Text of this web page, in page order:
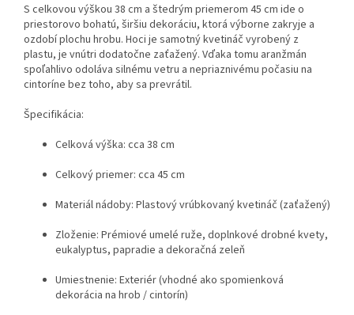
S celkovou výškou 38 cm a štedrým priemerom 45 cm ide o
priestorovo bohatú, širšiu dekoráciu, ktorá výborne zakryje a
ozdobí plochu hrobu. Hoci je samotný kvetináč vyrobený z
plastu, je vnútri dodatočne zaťažený. Vďaka tomu aranžmán
spoľahlivo odoláva silnému vetru a nepriaznivému počasiu na
cintoríne bez toho, aby sa prevrátil.
Špecifikácia:
Celková výška: cca 38 cm
Celkový priemer: cca 45 cm
Materiál nádoby: Plastový vrúbkovaný kvetináč (zaťažený)
Zloženie: Prémiové umelé ruže, doplnkové drobné kvety,
eukalyptus, papradie a dekoračná zeleň
Umiestnenie: Exteriér (vhodné ako spomienková
dekorácia na hrob / cintorín)